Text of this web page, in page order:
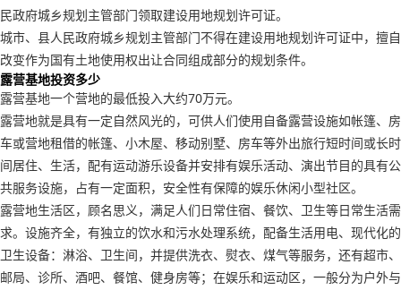
民政府城乡规划主管部门领取建设用地规划许可证。
城市、县人民政府城乡规划主管部门不得在建设用地规划许可证中，擅自
改变作为国有土地使用权出让合同组成部分的规划条件。
露营基地投资多少
露营基地一个营地的最低投入大约70万元。
露营地就是具有一定自然风光的，可供人们使用自备露营设施如帐篷、房
车或营地租借的帐篷、小木屋、移动别墅、房车等外出旅行短时间或长时
间居住、生活，配有运动游乐设备并安排有娱乐活动、演出节目的具有公
共服务设施，占有一定面积，安全性有保障的娱乐休闲小型社区。
露营地生活区，顾名思义，满足人们日常住宿、餐饮、卫生等日常生活需
求。设施齐全，有独立的饮水和污水处理系统，配备生活用电、现代化的
卫生设备：淋浴、卫生间，并提供洗衣、熨衣、煤气等服务，还有超市、
邮局、诊所、酒吧、餐馆、健身房等；在娱乐和运动区，一般分为户外与